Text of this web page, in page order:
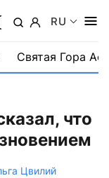
RU
Святая Гора
что
Цвилий